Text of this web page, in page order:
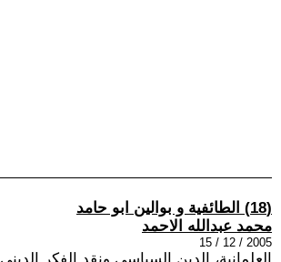
(18) الطائفية و بوالين ابو حامد
محمد عبدالله الاحمد
2005 / 12 / 15